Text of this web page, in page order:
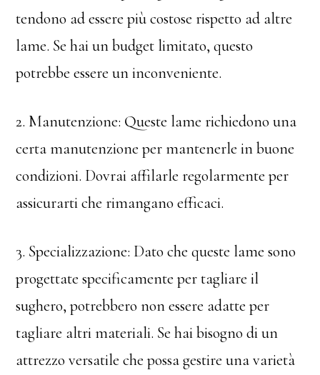
tendono ad essere più costose rispetto ad altre
lame. Se hai un budget limitato, questo
potrebbe essere un inconveniente.
2. Manutenzione: Queste lame richiedono una
certa manutenzione per mantenerle in buone
condizioni. Dovrai affilarle regolarmente per
assicurarti che rimangano efficaci.
3. Specializzazione: Dato che queste lame sono
progettate specificamente per tagliare il
sughero, potrebbero non essere adatte per
tagliare altri materiali. Se hai bisogno di un
attrezzo versatile che possa gestire una varietà